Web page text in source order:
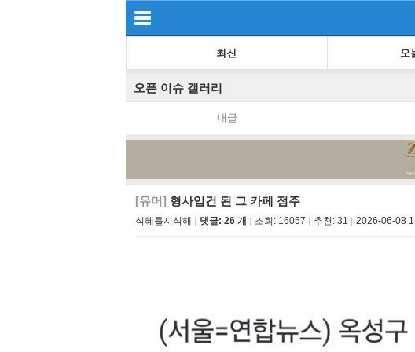
최신 오
오픈 이슈 갤러리
내글
[유머] 형사입건 된 그 카페 점주
식혜를시식해 댓글: 26 개 조회: 16057 추천: 31 2026-06-08